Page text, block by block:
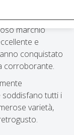
marchio
e
conquistato
corroborante.
tutti i
varietà,